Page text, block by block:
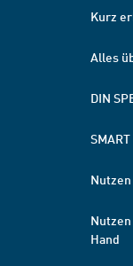
Kurz
Alles
DIN
Hand